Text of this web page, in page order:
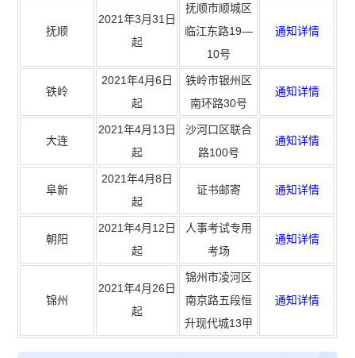
抚顺
2021年3月31日
起
抚顺市顺城区
临江东路19—
10号
通知详情
铁岭
2021年4月6日
起
铁岭市银州区
南环路30号
通知详情
大连
2021年4月13日
起
沙河口区联合
路100号
通知详情
阜新
2021年4月8日
起
证书邮寄 通知详情
朝阳
2021年4月12日
起
人事考试专用
考场
通知详情
锦州
2021年4月26日
起
锦州市凌河区
南京路五段恒
升现代城13甲
通知详情